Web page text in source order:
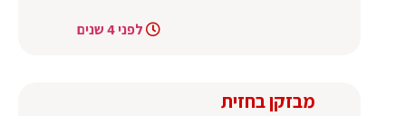
לפני 4 שנים
מבזקן בחזית